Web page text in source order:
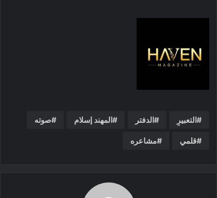
التعبيرِ الدفتر المهند إسلام صوته
قلمي مشاعره